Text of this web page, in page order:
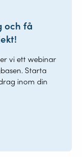
och få
vi ett webinar
Starta
inom din